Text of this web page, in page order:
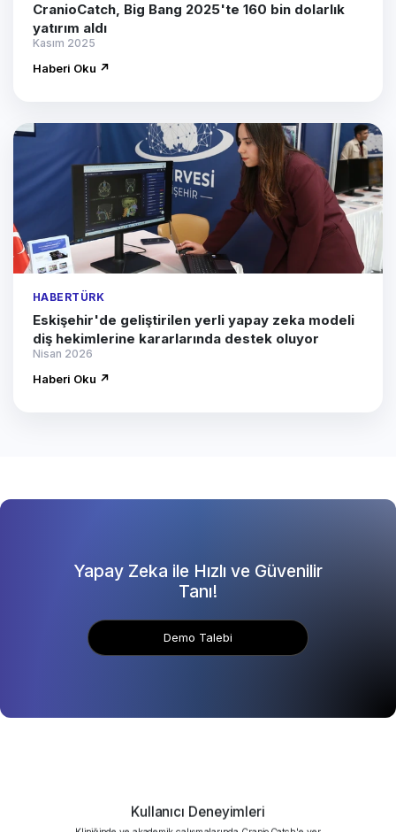
CranioCatch, Big Bang 2025'te 160 bin dolarlık
yatırım aldı
Kasım 2025
Haberi Oku ↗
HABERTÜRK
Eskişehir'de geliştirilen yerli yapay zeka modeli
diş hekimlerine kararlarında destek oluyor
Nisan 2026
Haberi Oku ↗
Yapay Zeka ile Hızlı ve Güvenilir
Tanı!
Demo Talebi
Kullanıcı Deneyimleri